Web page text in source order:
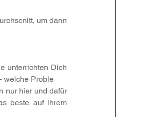
um dann
unterrichten Dich
welche Proble
nur hier und dafür
beste auf ihrem